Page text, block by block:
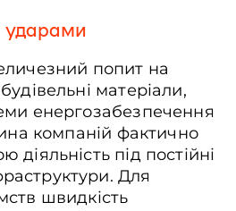
ударами
попит на
матеріали,
енергозабезпечення
компаній фактично
діяльність під постійні
Для
швидкість